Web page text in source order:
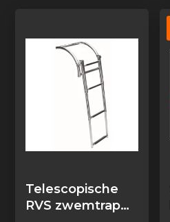
Telescopische
RVS zwemtrap